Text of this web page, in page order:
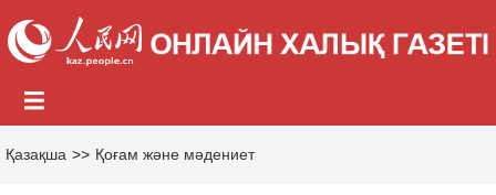
Қазақша >> Қоғам және мәдениет